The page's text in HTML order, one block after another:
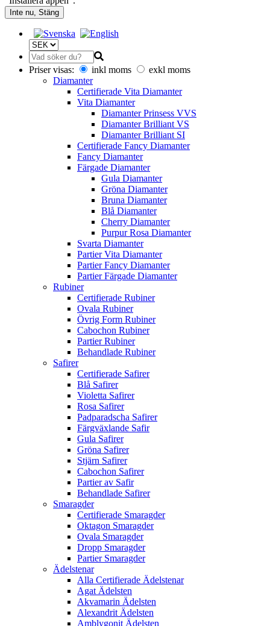
Inte nu, Stäng
Priser visas: inkl moms
exkl moms
Diamanter
Certifierade Vita Diamanter
Vita Diamanter
Diamanter Prinsess VVS
Diamanter Brilliant VS
Diamanter Brilliant SI
Certifierade Fancy Diamanter
Fancy Diamanter
Färgade Diamanter
Gula Diamanter
Gröna Diamanter
Bruna Diamanter
Blå Diamanter
Cherry Diamanter
Purpur Rosa Diamanter
Svarta Diamanter
Partier Vita Diamanter
Partier Fancy Diamanter
Partier Färgade Diamanter
Rubiner
Certifierade Rubiner
Ovala Rubiner
Övrig Form Rubiner
Cabochon Rubiner
Partier Rubiner
Behandlade Rubiner
Safirer
Certifierade Safirer
Blå Safirer
Violetta Safirer
Rosa Safirer
Padparadscha Safirer
Färgväxlande Safir
Gula Safirer
Gröna Safirer
Stjärn Safirer
Cabochon Safirer
Partier av Safir
Behandlade Safirer
Smaragder
Certifierade Smaragder
Oktagon Smaragder
Ovala Smaragder
Dropp Smaragder
Partier Smaragder
Ädelstenar
Alla Certifierade Ädelstenar
Agat Ädelsten
Akvamarin Ädelsten
Alexandrit Ädelsten
Amblygonit Ädelsten